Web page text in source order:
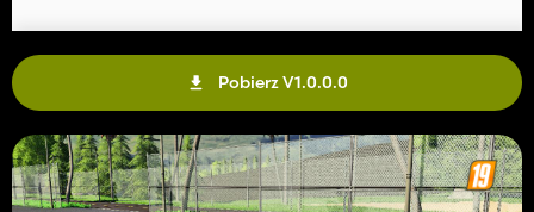
Pobierz V1.0.0.0